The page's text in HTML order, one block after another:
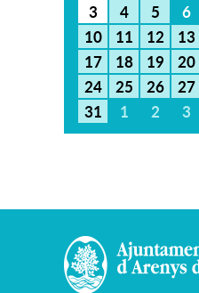
3
4 5 6
10
11 12 13
17
18 19 20
24
25 26 27
31
1 2 3